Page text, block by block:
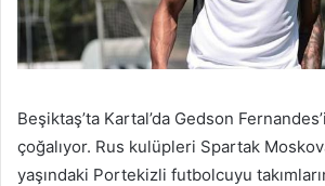
Beşiktaş’ta Kartal’da Gedson
çoğalıyor. Rus kulüpleri Spartak
yaşındaki Portekizli futbolcuyu